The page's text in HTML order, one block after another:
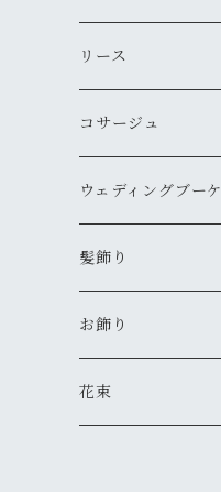
リース
コサージュ
ウェディングブーケ
髪飾り
お飾り
花束